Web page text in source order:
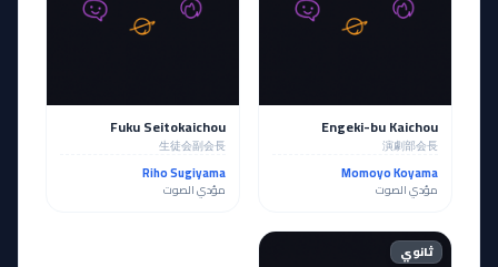
Engeki-bu Kaichou
演劇部会長
Momoyo Koyama
مؤدي الصوت
Fuku Seitokaichou
生徒会副会長
Riho Sugiyama
مؤدي الصوت
ثانوي